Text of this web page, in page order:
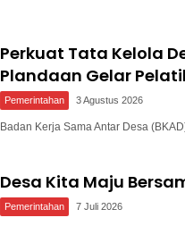
Perkuat Tata Kelola
Plandaan Gelar
Pemerintahan 3 Agustus 2026
Badan Kerja Sama Antar Desa
Desa Kita Maju
Pemerintahan 7 Juli 2026